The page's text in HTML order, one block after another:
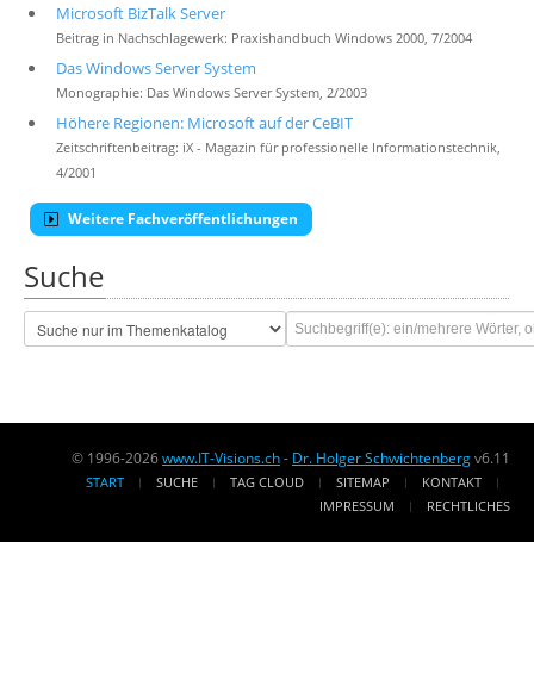
Microsoft BizTalk Server
Beitrag in Nachschlagewerk: Praxishandbuch Windows 2000, 7/2004
Das Windows Server System
Monographie: Das Windows Server System, 2/2003
Höhere Regionen: Microsoft auf der CeBIT
Zeitschriftenbeitrag: iX - Magazin für professionelle Informationstechnik,
4/2001
Weitere Fachveröffentlichungen
Suche
© 1996-2026www.IT-Visions.ch- Dr. Holger Schwichtenbergv6.11
START SUCHE TAG CLOUD SITEMAP
KONTAKT
IMPRESSUM
RECHTLICHES